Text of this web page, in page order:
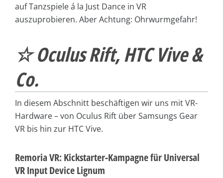
auf Tanzspiele á la Just Dance in VR
auszuprobieren. Aber Achtung: Ohrwurmgefahr!
☆ Oculus Rift, HTC Vive &
Co.
In diesem Abschnitt beschäftigen wir uns mit VR-
Hardware – von Oculus Rift über Samsungs Gear
VR bis hin zur HTC Vive.
Remoria VR: Kickstarter-Kampagne für Universal
VR Input Device Lignum